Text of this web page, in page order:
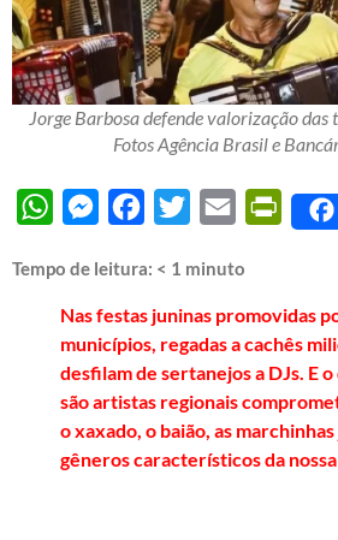
Jorge Barbosa defende valorização das
Fotos Agência Brasil e
WhatsAppMessengerFacebook
Twitter Email
Tempo de leitura: < 1 minuto
Nas festas juninas promovidas
municípios, regadas a cachês
desfilam de sertanejos a DJs. E
são artistas regionais
o xaxado, o baião, as
gêneros característicos da nossa